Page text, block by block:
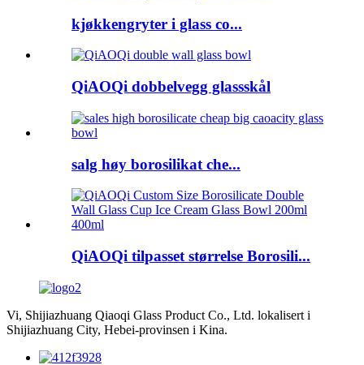
kjøkkengryter i glass co...
QiAOQi dobbelvegg glassskål
salg høy borosilikat che...
QiAOQi tilpasset størrelse Borosili...
Vi, Shijiazhuang Qiaoqi Glass Product Co., Ltd. lokalisert i
Shijiazhuang City, Hebei-provinsen i Kina.